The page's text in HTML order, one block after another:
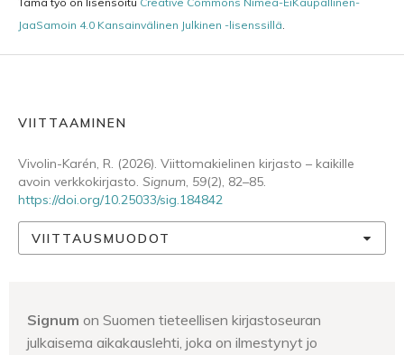
JaaSamoin 4.0 Kansainvälinen Julkinen -lisenssillä.
VIITTAAMINEN
Vivolin-Karén, R. (2026). Viittomakielinen kirjasto – kaikille
avoin verkkokirjasto. Signum, 59(2), 82–85.
https://doi.org/10.25033/sig.184842
VIITTAUSMUODOT
Signum on Suomen tieteellisen kirjastoseuran
julkaisema aikakauslehti, joka on ilmestynyt jo